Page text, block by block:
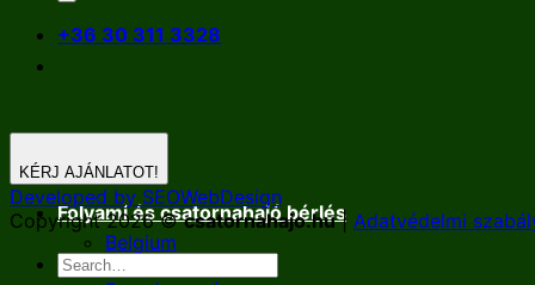
+36 30 311 3328
Folyami és csatornahajó bérlés
Belgium
Németország
KÉRJ AJÁNLATOT!
Developed by SEOWebDesign
Copyright 2026 ©csatornahajo.hu| Adatvédelmi